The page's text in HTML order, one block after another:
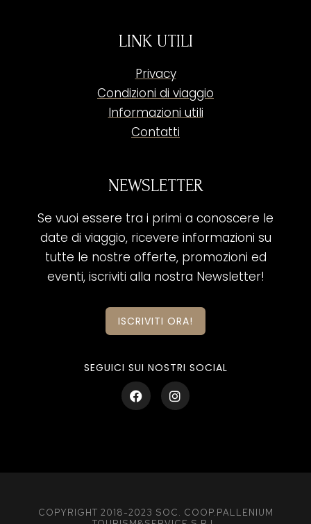
LINK UTILI
Privacy
Condizioni di viaggio
Informazioni utili
Contatti
NEWSLETTER
Se vuoi essere tra i primi a conoscere le
date di viaggio, ricevere informazioni su
tutte le nostre offerte, promozioni ed
eventi, iscriviti alla nostra Newsletter!
ISCRIVITI ORA!
SEGUICI SUI NOSTRI SOCIAL
COPYRIGHT 2018-2023 SOC. COOP.PALLENIUM